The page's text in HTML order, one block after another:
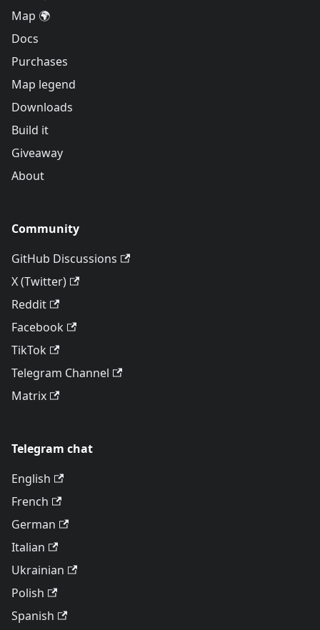
Map 🌍
Docs
Purchases
Map legend
Downloads
Build it
Giveaway
About
Community
GitHub Discussions
X (Twitter)
Reddit
Facebook
TikTok
Telegram Channel
Matrix
Telegram chat
English
French
German
Italian
Ukrainian
Polish
Spanish